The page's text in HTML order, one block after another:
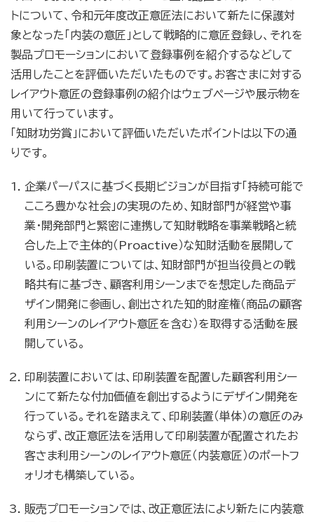
トについて、令和元年度改正意匠法において新たに保護対
象となった「内装の意匠」として戦略的に意匠登録し、それを
製品プロモーションにおいて登録事例を紹介するなどして
活用したことを評価いただいたものです。お客さまに対する
レイアウト意匠の登録事例の紹介はウェブページや展示物を
用いて行っています。
「知財功労賞」において評価いただいたポイントは以下の通
りです。
企業パーパスに基づく長期ビジョンが目指す「持続可能で
こころ豊かな社会」の実現のため、知財部門が経営や事
業・開発部門と緊密に連携して知財戦略を事業戦略と統
合した上で主体的（Proactive）な知財活動を展開して
いる。印刷装置については、知財部門が担当役員との戦
略共有に基づき、顧客利用シーンまでを想定した商品デ
ザイン開発に参画し、創出された知的財産権（商品の顧客
利用シーンのレイアウト意匠を含む）を取得する活動を展
開している。
印刷装置においては、印刷装置を配置した顧客利用シー
ンにて新たな付加価値を創出するようにデザイン開発を
行っている。それを踏まえて、印刷装置（単体）の意匠のみ
ならず、改正意匠法を活用して印刷装置が配置されたお
客さま利用シーンのレイアウト意匠（内装意匠）のポートフ
ォリオも構築している。
販売プロモーションでは、改正意匠法により新たに内装意